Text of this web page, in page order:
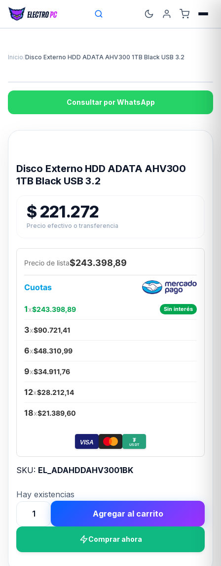
Inicio/Disco Externo HDD ADATA AHV300 1TB Black USB 3.2
Consultar por WhatsApp
Disco Externo HDD ADATA AHV300
1TB Black USB 3.2
$ 221.272
Precio efectivo o transferencia
Precio de lista$243.398,89
Cuotas
1x$243.398,89 Sin interés
3x$90.721,41
6x$48.310,99
9x$34.911,76
12x$28.212,14
18x$21.389,60
VISA ₮
USDT
SKU: EL_ADAHDDAHV3001BK
Hay existencias
Disco
Externo
Agregar al carrito
Comprar ahora